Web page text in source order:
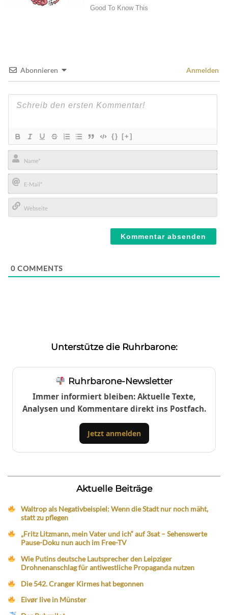
Abonnieren Anmelden
{} [+]
Name*
E-
Mail*
0 COMMENTS
Unterstütze die Ruhrbarone:
Ruhrbarone-Newsletter
Immer informiert bleiben: Aktuelle Texte,
Analysen und Kommentare direkt ins Postfach.
Jetzt anmelden
Aktuelle Beiträge
Waltrop als Negativbeispiel: Wenn die Stadt nur noch mäht,
statt zu pflegen
„Fritz Litzmann, mein Vater und ich“ auf 3sat – Sehenswerte
Pause-Doku nun auch im Free-TV
Wie Putins deutsche Lautsprecher den Leipziger
Drohnenanschlag für antiwestliche Propaganda nutzen
Die 542. Cranger Kirmes hat begonnen
Eivør live in Münster